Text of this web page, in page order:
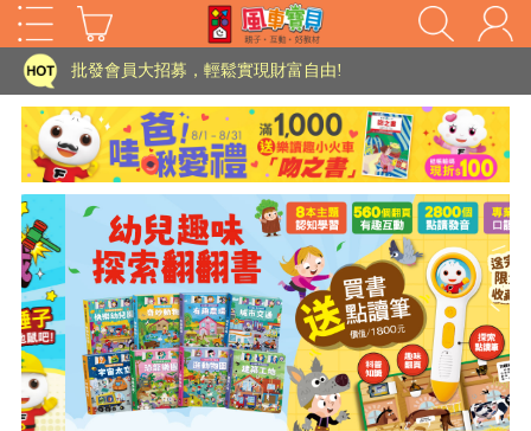
HOT
家長樂了!「風車書版集團暨FOOD超人企業總部」目前正興建中!
批發會員大招募，輕鬆實現財富自由!
如需更改或重開發票 需在訂單成立三天內通知客服 寄回發票需附上回郵郵票
老師您好!!幼教會員火熱招募中~
海外購物免煩惱！點我查看『海外購物流程說明』
家長樂了!「風車書版集團暨FOOD超人企業總部」目前正興建中!
批發會員大招募，輕鬆實現財富自由!
如需更改或重開發票 需在訂單成立三天內通知客服 寄回發票需附上回郵郵票
老師您好!!幼教會員火熱招募中~